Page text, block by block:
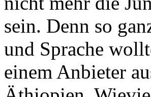
sein. Denn so
und Sprache
einem Anbieter